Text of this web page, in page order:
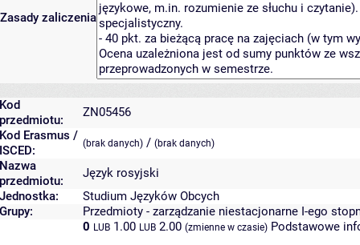
Zasady zaliczenia
Kod
przedmiotu:
ZN05456
Kod Erasmus /
ISCED:
(brak danych) / (brak danych)
Nazwa
przedmiotu:
Język rosyjski
Jednostka:
Studium Języków Obcych
Grupy:
Przedmioty - zarządzanie niestacjonarne I-ego
0 LUB 1.00 LUB 2.00 (zmienne w czasie) Podstawowe